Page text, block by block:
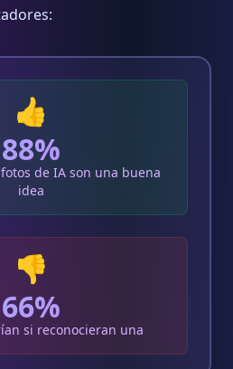
👍
88%
de IA son una buena
idea
👎
66%
si reconocieran una